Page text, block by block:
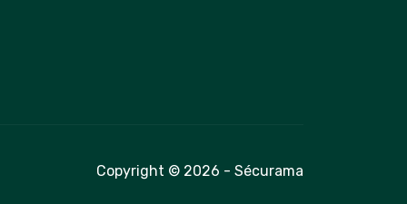
Copyright © 2026 - Sécurama